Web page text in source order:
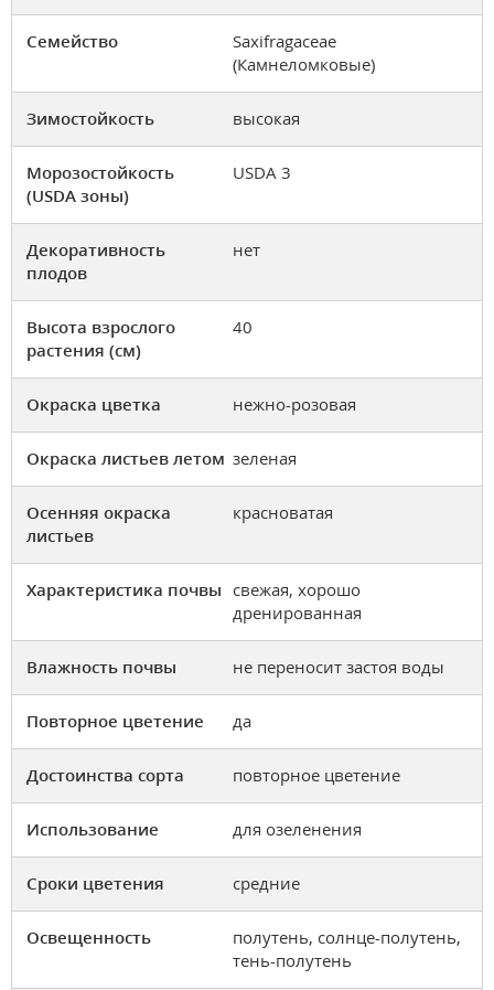
Семейство
Saxifragaceae
(Камнеломковые)
Зимостойкость высокая
Морозостойкость
(USDA зоны)
USDA 3
Декоративность
плодов
нет
Высота взрослого
растения (см)
40
Окраска цветка нежно-розовая
Окраска листьев летом зеленая
Осенняя окраска
листьев
красноватая
Характеристика почвы свежая, хорошо
дренированная
Влажность почвы не переносит застоя воды
Повторное цветение да
Достоинства сорта повторное цветение
Использование для озеленения
Сроки цветения средние
Освещенность
полутень, солнце-полутень,
тень-полутень